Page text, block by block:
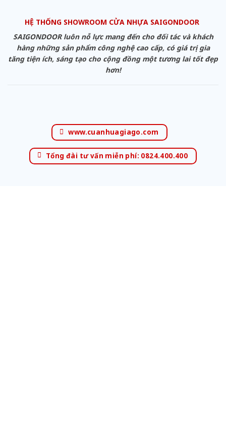
HỆ THỐNG SHOWROOM CỬA NHỰA SAIGONDOOR
SAIGONDOOR luôn nỗ lực mang đến cho đối tác và khách
hàng những sản phẩm công nghệ cao cấp, có giá trị gia
tăng tiện ích, sáng tạo cho cộng đồng một tương lai tốt đẹp
hơn!
www.cuanhuagiago.com
Tổng đài tư vấn miễn phí: 0824.400.400